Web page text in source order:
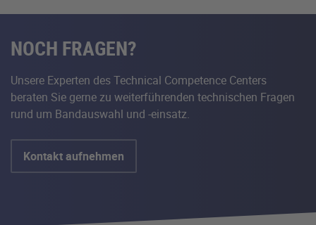
NOCH FRAGEN?
Unsere Experten des Technical Competence Centers
beraten Sie gerne zu weiterführenden technischen Fragen
rund um Bandauswahl und -einsatz.
Kontakt aufnehmen